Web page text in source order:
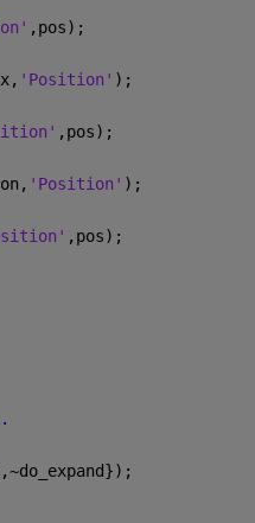
,pos);
'Position' );
,pos);
'Position' );
,pos);